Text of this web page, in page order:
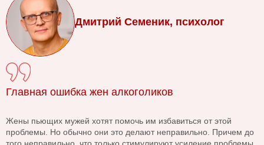
Дмитрий Семеник, психолог
Главная ошибка жен алкоголиков
Жены пьющих мужей хотят помочь им избавиться от этой
проблемы. Но обычно они это делают неправильно. Причем до